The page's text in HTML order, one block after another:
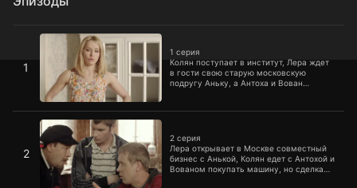
1
1 серия
Колян поступает в институт, Лера ждет
в гости свою старую московскую
подругу Аньку, а Антоха и Вован
совместным стараниям Лера и Анька
1 серия
2
2 серия
Лера открывает в Москве совместный
бизнес с Анькой, Колян едет с Антохой и
Вованом покупать машину, но сделка
2 серия